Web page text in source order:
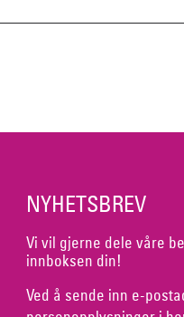
NYHETSBREV
Vi vil gjerne dele våre
innboksen din!
Ved å sende inn e-